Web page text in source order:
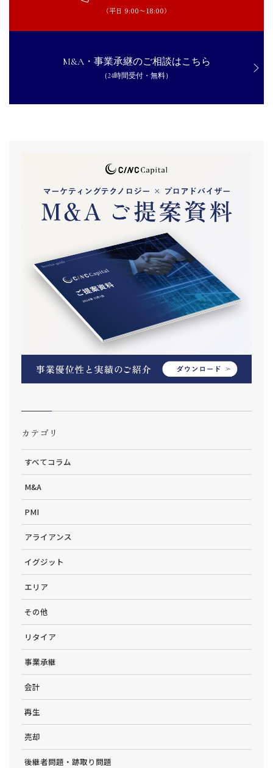
（平日 9:00〜18:00）
M&A・事業承継のご相談はこちら
（24時間受付・無料）
カテゴリ
すべてコラム
M&A
PMI
アライアンス
イグジット
エリア
その他
リタイア
事業承継
会計
再生
売却
後継者問題・跡取り問題